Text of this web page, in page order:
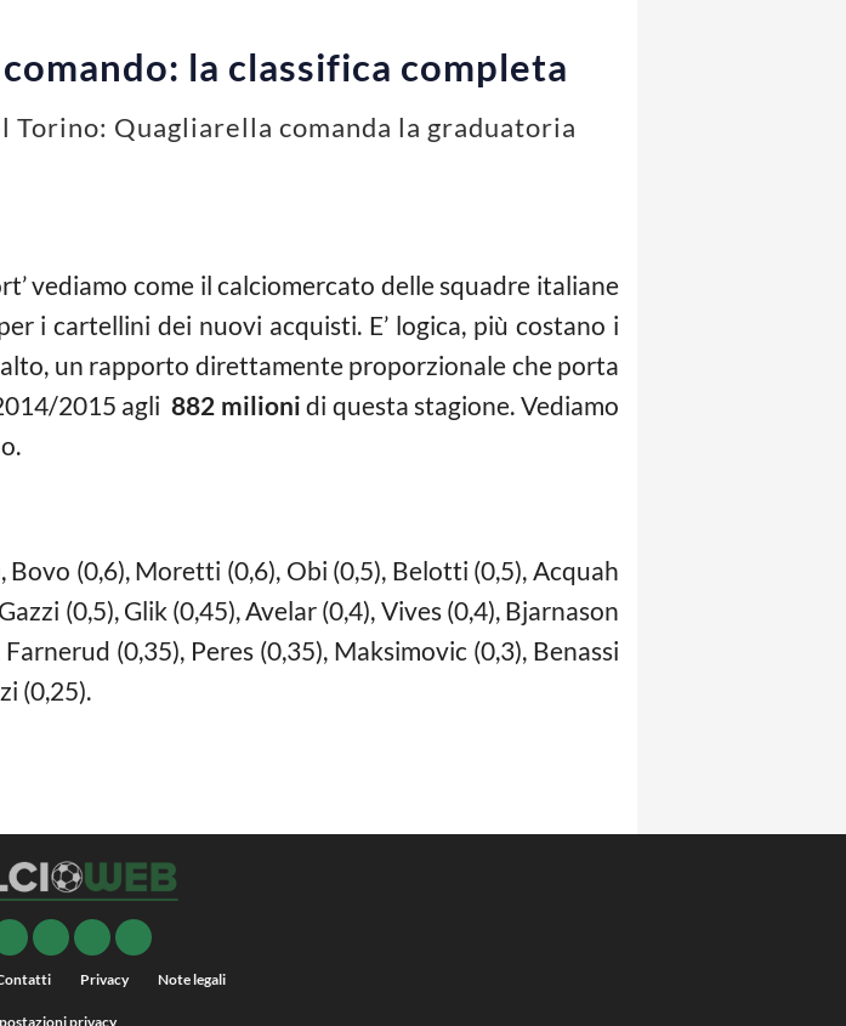
la classifica completa
Quagliarella comanda la graduatoria
vediamo come il calciomercato delle squadre italiane
i cartellini dei nuovi acquisti. E’ logica, più costano i
un rapporto direttamente proporzionale che porta
2015 agli882 milioni di questa stagione. Vediamo
(0,6), Moretti (0,6), Obi (0,5), Belotti (0,5), Acquah
(0,5), Glik (0,45), Avelar (0,4), Vives (0,4), Bjarnason
(0,35), Peres (0,35), Maksimovic (0,3), Benassi
(0,25).
Privacy Note legali
privacy